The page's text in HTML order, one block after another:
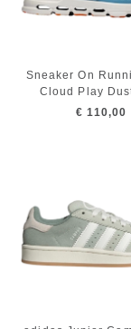
Sneaker On
Cloud Play
€ 110,00